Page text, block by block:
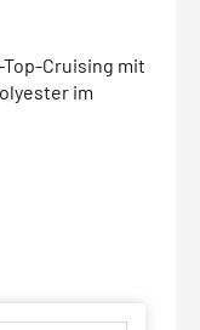
Top-Cruising mit
im